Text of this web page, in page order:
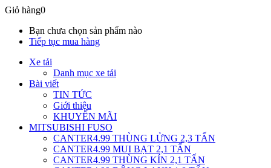
Giỏ hàng0
Bạn chưa chọn sản phẩm nào
Tiếp tục mua hàng
Xe tải
Danh mục xe tải
Bài viết
TIN TỨC
Giới thiệu
KHUYẾN MÃI
MITSUBISHI FUSO
CANTER4.99 THÙNG LỬNG 2,3 TẤN
CANTER4.99 MUI BẠT 2,1 TẤN
CANTER4.99 THÙNG KÍN 2,1 TẤN